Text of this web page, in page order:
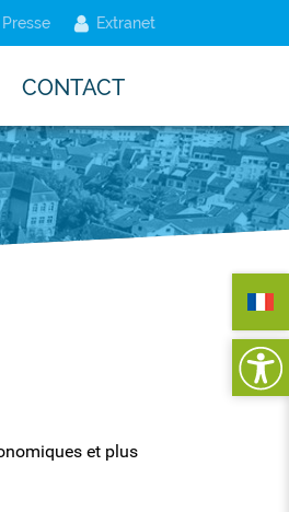
Presse Extranet
CONTACT
et plus